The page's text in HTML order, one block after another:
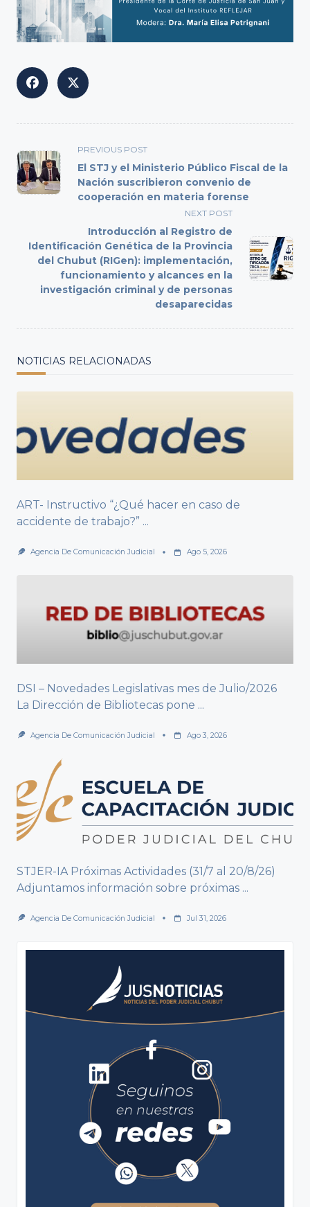
<span
class="nav-
subtitle
screen-
text">Page</span>
PREVIOUS POST
El STJ y el Ministerio Público Fiscal de la
Nación suscribieron convenio de
cooperación en materia forense
NEXT POST
Introducción al Registro de
Identificación Genética de la Provincia
del Chubut (RIGen): implementación,
funcionamiento y alcances en la
investigación criminal y de personas
desaparecidas
NOTICIAS RELACIONADAS
ART- Instructivo “¿Qué hacer en caso de
accidente de trabajo?” ...
Agencia De Comunicación Judicial Ago 5, 2026
DSI – Novedades Legislativas mes de Julio/2026
La Dirección de Bibliotecas pone ...
Agencia De Comunicación Judicial Ago 3, 2026
STJER-IA Próximas Actividades (31/7 al 20/8/26)
Adjuntamos información sobre próximas ...
Agencia De Comunicación Judicial Jul 31, 2026